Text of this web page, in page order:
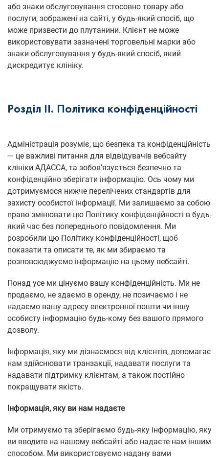
або знаки обслуговування стосовно товару або
послуги, зображені на сайті, у будь-який спосіб, що
може призвести до плутанини. Клієнт не може
використовувати зазначені торговельні марки або
знаки обслуговування у будь-який спосіб, який
дискредитує клініку.
Розділ ІІ. Політика конфіденційності
Адміністрація розуміє, що безпека та конфіденційність
— це важливі питання для відвідувачів вебсайту
клініки АДАССА, та зобов’язується безпечно та
конфіденційно зберігати інформацію. Ось чому ми
дотримуємося нижче перелічених стандартів для
захисту особистої інформації. Ми залишаємо за собою
право змінювати цю Політику конфіденційності в будь-
який час без попереднього повідомлення. Ми
розробили цю Політику конфіденційності, щоб
показати та описати те, як ми збираємо та
розповсюджуємо інформацію на цьому вебсайті.
Понад усе ми цінуємо вашу конфіденційність. Ми не
продаємо, не здаємо в оренду, не позичаємо і не
надаємо вашу адресу електронної пошти чи іншу
особисту інформацію будь-кому без вашого прямого
дозволу.
Інформація, яку ми дізнаємося від клієнтів, допомагає
нам здійснювати транзакції, надавати послуги та
надавати підтримку клієнтам, а також постійно
покращувати якість.
Інформація, яку ви нам надаєте
Ми отримуємо та зберігаємо будь-яку інформацію, яку
ви вводите на нашому вебсайті або надаєте нам іншим
способом. Ми використовуємо надану вами